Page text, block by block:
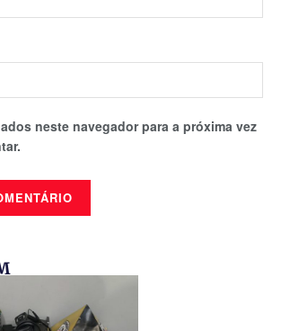
neste navegador para a próxima vez